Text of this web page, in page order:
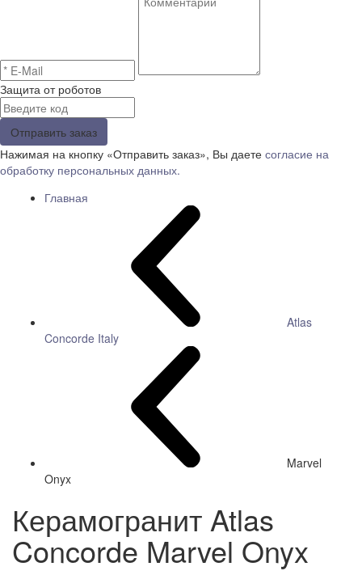
Защита от роботов
Отправить заказ
Нажимая на кнопку «Отправить заказ», Вы даете согласие на
обработку персональных данных.
Главная
Atlas
Concorde Italy
Marvel
Onyx
Керамогранит Atlas
Concorde Marvel Onyx